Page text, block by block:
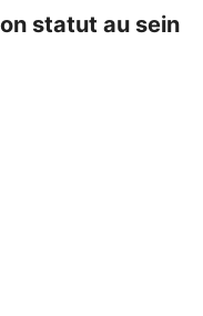
statut au sein